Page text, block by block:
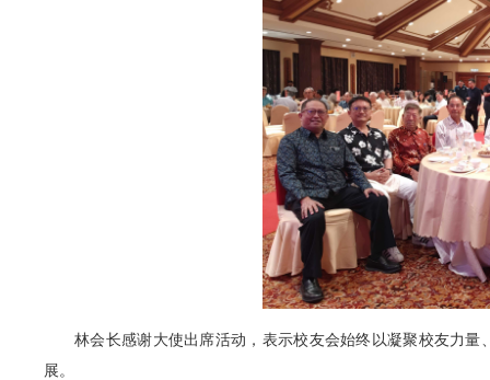
林会长感谢大使出席活动，表示校友会始终以凝聚校友力
展。